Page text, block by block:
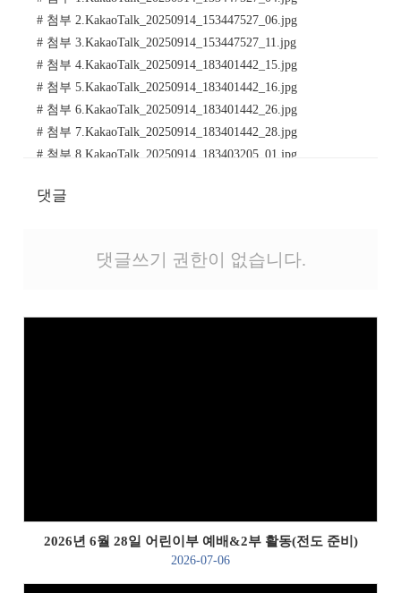
# 첨부 2.KakaoTalk_20250914_153447527_06.jpg
# 첨부 3.KakaoTalk_20250914_153447527_11.jpg
# 첨부 4.KakaoTalk_20250914_183401442_15.jpg
# 첨부 5.KakaoTalk_20250914_183401442_16.jpg
# 첨부 6.KakaoTalk_20250914_183401442_26.jpg
# 첨부 7.KakaoTalk_20250914_183401442_28.jpg
# 첨부 8.KakaoTalk_20250914_183403205_01.jpg
# 첨부 10.KakaoTalk_20250914_191119658_02.jpg
댓글
댓글쓰기 권한이 없습니다.
2026년 6월 28일 어린이부 예배&2부 활동(전도 준비)
2026-07-06